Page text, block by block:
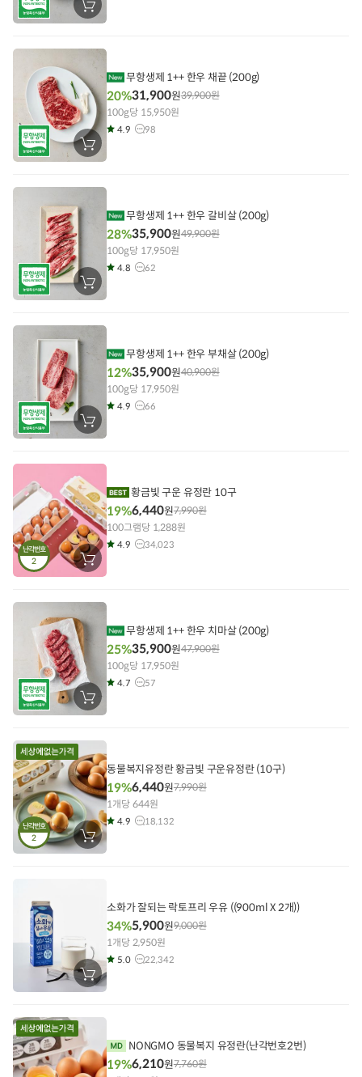
장
바
에
장
바
에
무항생제 1++ 한우 채끝 (200g)
20%31,900원39,900원
100g당 15,950원
4.9 98
장
바
에
기
무항생제 1++ 한우 갈비살 (200g)
28%35,900원49,900원
100g당 17,950원
4.8 62
장
바
에
기
무항생제 1++ 한우 부채살 (200g)
12%35,900원40,900원
100g당 17,950원
4.9 66
난각번호
2 장
바
에
기
황금빛 구운 유정란 10구
19%6,440원7,990원
100그램당 1,288원
4.9 34,023
장
바
에
담
기
무항생제 1++ 한우 치마살 (200g)
25%35,900원47,900원
100g당 17,950원
4.7 57
난각번호
2 장
바
동물복지유정란 황금빛 구운유정란 (10구)
19%6,440원7,990원
1개당 644원
4.9 18,132
장
바
에
소화가 잘되는 락토프리 우유 ((900ml X 2개))
34%5,900원9,000원
1개당 2,950원
5.0 22,342
NONGMO 동물복지 유정란(난각번호2번)
19%6,210원7,760원